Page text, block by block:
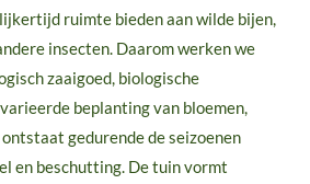
ruimte bieden aan wilde bijen,
insecten. Daarom werken we
zaaigoed, biologische
beplanting van bloemen,
gedurende de seizoenen
en beschutting. De tuin vormt